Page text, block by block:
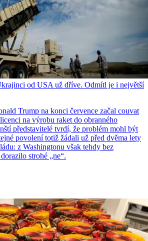
od USA už dříve. Odmítl je i největší
Trump na konci července začal couvat
na výrobu raket do obranného
představitelé tvrdí, že problém mohl být
povolení totiž žádali už před dvěma lety
z Washingtonu však tehdy bez
strohé „ne“.